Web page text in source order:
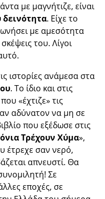
με μαγνήτιζε, είναι
. Είχε το
με αμεσότητα
του. Λίγοι
ιστορίες ανάμεσα στα
. Το ίδιο και στις
«έχτιζε» τις
αδύνατον να μη σε
που εξέδωσε στις
Τρέχουν Χύμα»,
έτρεχε σαν νερό,
απνευστί. Θα
Σε
εποχές, σε